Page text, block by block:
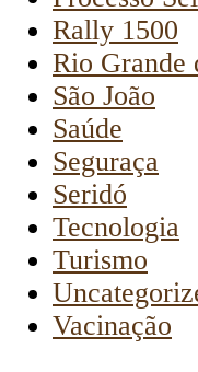
Rally 1500
Rio Grande
São João
Saúde
Seguraça
Seridó
Tecnologia
Turismo
Vacinação